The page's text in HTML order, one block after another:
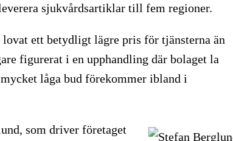
sjukvårdsartiklar till fem regioner.
ett betydligt lägre pris för tjänsterna än
figurerat i en upphandling där bolaget la
låga bud förekommer ibland i
som driver företaget